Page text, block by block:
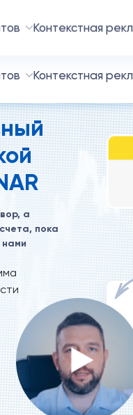
Контекстная
а
пока